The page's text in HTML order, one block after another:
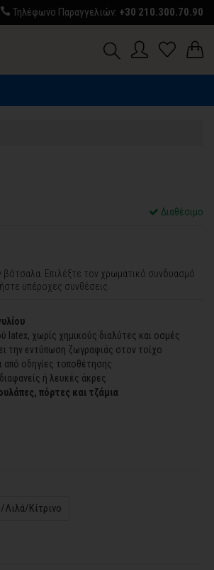
Τηλέφωνο Παραγγελιών: +30 210.300.70.90
Διαθέσιμο
βότσαλα. Επιλέξτε τον χρωματικό συνδυασμό
υπέροχες συνθέσεις.
latex, χωρίς χημικούς διαλύτες και οσμές
την εντύπωση ζωγραφιάς στον τοίχο
από οδηγίες τοποθέτησης
ή λευκές άκρες
πόρτες και τζάμια
Λιλά/Κίτρινο